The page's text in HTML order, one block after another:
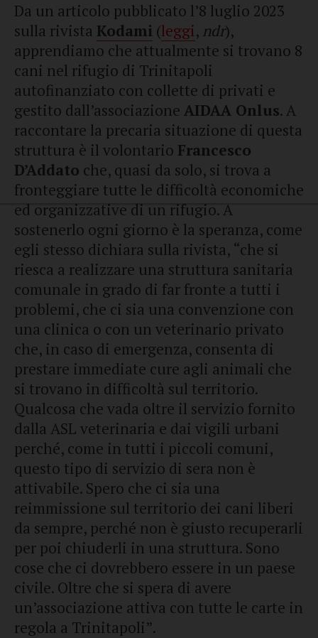
Da un articolo pubblicato l’8 luglio 2023
sulla rivista Kodami (leggi, ndr),
apprendiamo che attualmente si trovano 8
cani nel rifugio di Trinitapoli
autofinanziato con collette di privati e
gestito dall’associazione AIDAA Onlus. A
raccontare la precaria situazione di questa
struttura è il volontario Francesco
D’Addato che, quasi da solo, si trova a
fronteggiare tutte le difficoltà economiche
ed organizzative di un rifugio. A
sostenerlo ogni giorno è la speranza, come
egli stesso dichiara sulla rivista, “che si
riesca a realizzare una struttura sanitaria
comunale in grado di far fronte a tutti i
problemi, che ci sia una convenzione con
una clinica o con un veterinario privato
che, in caso di emergenza, consenta di
prestare immediate cure agli animali che
si trovano in difficoltà sul territorio.
Qualcosa che vada oltre il servizio fornito
dalla ASL veterinaria e dai vigili urbani
perché, come in tutti i piccoli comuni,
questo tipo di servizio di sera non è
attivabile. Spero che ci sia una
reimmissione sul territorio dei cani liberi
da sempre, perché non è giusto recuperarli
per poi chiuderli in una struttura. Sono
cose che ci dovrebbero essere in un paese
civile. Oltre che si spera di avere
un’associazione attiva con tutte le carte in
regola a Trinitapoli”.